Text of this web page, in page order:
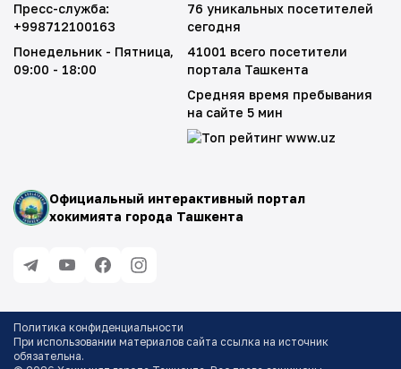
Официальный интерактивный портал
хокимията города Ташкента
Пресс-служба:
+998712100163
Понедельник - Пятница,
09:00 - 18:00
76 уникальных посетителей
сегодня
41001 всего посетители
портала Ташкента
Средняя время пребывания
на сайте 5 мин
Политика конфиденциальности
При использовании материалов сайта ссылка на источник
обязательна.